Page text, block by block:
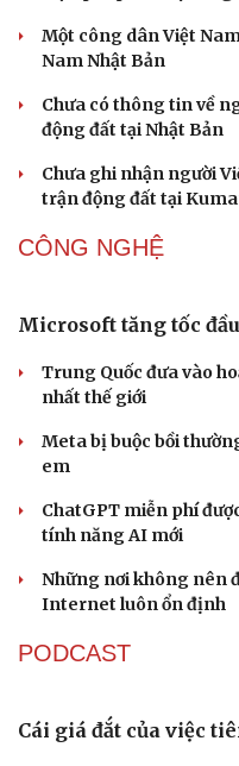
Dinh dưỡng - món ngon
Sản phụ khoa
Nhi khoa
Nam khoa
Làm đẹp - giảm cân
Ăn sạch sống khỏe
Một công dân Việt
Nam Nhật Bản
Chưa có thông tin về
động đất tại Nhật Bản
Chưa ghi nhận người
trận động đất tại
CÔNG NGHỆ
Microsoft tăng tốc
Trung Quốc đưa vào
nhất thế giới
Meta bị buộc bồi
em
ChatGPT miễn phí
tính năng AI mới
Những nơi không nên
Internet luôn ổn định
PODCAST
Cái giá đắt của việc